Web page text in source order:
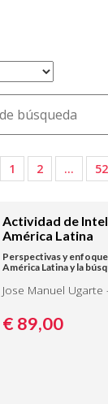
1 2 …
Actividad de
América Latina
Perspectivas y
América Latina y la
Jose Manuel Ugarte
€ 89,00